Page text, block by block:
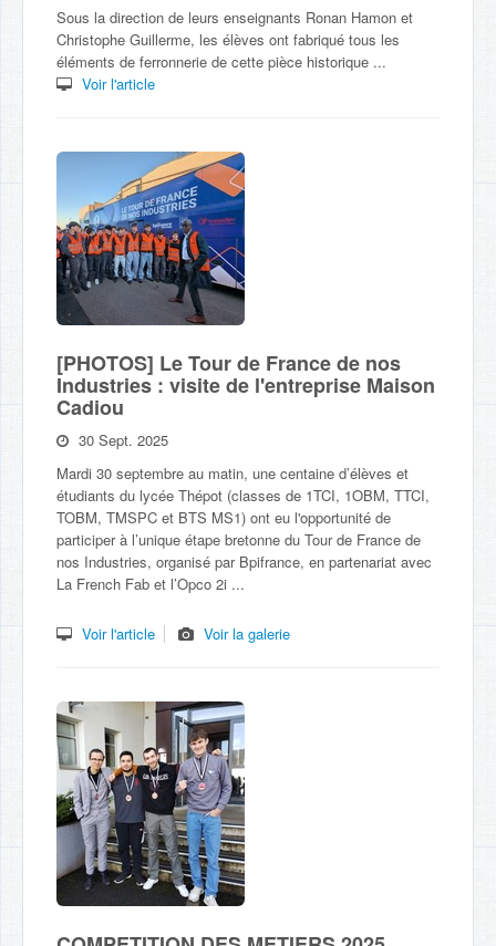
Sous la direction de leurs enseignants Ronan Hamon et
Christophe Guillerme, les élèves ont fabriqué tous les
éléments de ferronnerie de cette pièce historique ...
Voir l'article
[PHOTOS] Le Tour de France de nos
Industries : visite de l'entreprise Maison
Cadiou
30 Sept. 2025
Mardi 30 septembre au matin, une centaine d’élèves et
étudiants du lycée Thépot (classes de 1TCI, 1OBM, TTCI,
TOBM, TMSPC et BTS MS1) ont eu l'opportunité de
participer à l’unique étape bretonne du Tour de France de
nos Industries, organisé par Bpifrance, en partenariat avec
La French Fab et l’Opco 2i ...
Voir l'article Voir la galerie